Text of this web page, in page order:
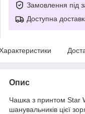
Замовлення під
Доступна
Опис
Чашка з принтом Star
шанувальників цієї